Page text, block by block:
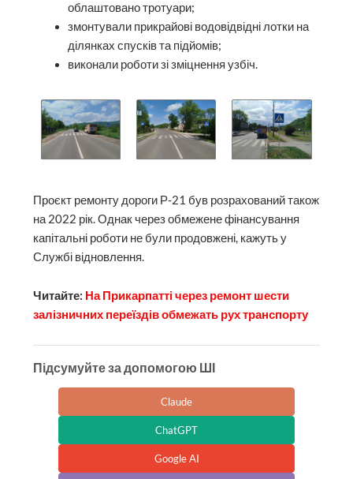
облаштовано тротуари;
змонтували прикрайові водовідвідні лотки на
ділянках спусків та підйомів;
виконали роботи зі зміцнення узбіч.
Проєкт ремонту дороги Р-21 був розрахований також
на 2022 рік. Однак через обмежене фінансування
капітальні роботи не були продовжені, кажуть у
Службі відновлення.
Читайте: На Прикарпатті через ремонт шести
залізничних переїздів обмежать рух транспорту
Підсумуйте за допомогою ШІ
Claude
ChatGPT
Google AI